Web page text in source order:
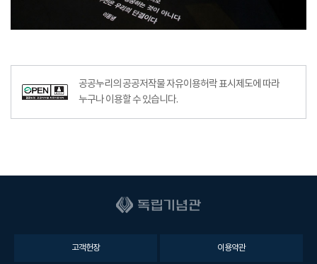
공공누리의 공공저작물 자유이용허락 표시제도에 따라
누구나 이용할 수 있습니다.
고객헌장 이용약관